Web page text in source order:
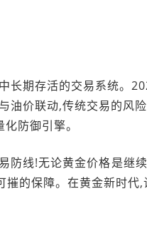
长期存活的交易系统。
油价联动,传统交易的
防御引擎。
防线!无论黄金价格是继
的保障。在黄金新时